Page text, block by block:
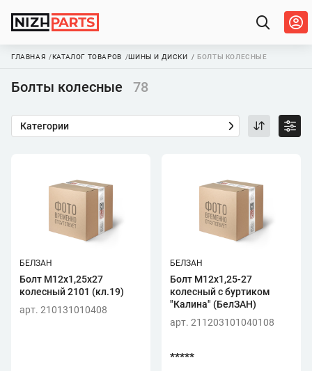
ГЛАВНАЯ КАТАЛОГ ТОВАРОВ ШИНЫ И ДИСКИ БОЛТЫ КОЛЕСНЫЕ
Болты колесные 78
Категории
БЕЛЗАН
Болт М12х1,25х27
колесный 2101 (кл.19)
арт. 210131010408
БЕЛЗАН
Болт М12х1,25-27
колесный с буртиком
"Калина" (БелЗАН)
арт. 211203101040108
*****